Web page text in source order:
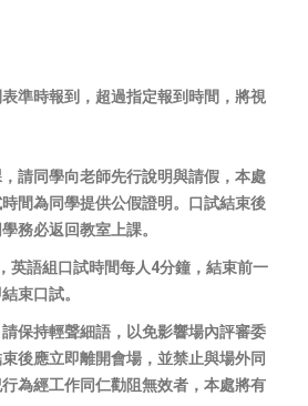
準時報到，超過指定報到時間，將視
請同學向老師先行說明與請假，本處
間為同學提供公假證明。口試結束後
務必返回教室上課。
英語組口試時間每人4分鐘，結束前一
束口試。
保持輕聲細語，以免影響場內評審委
後應立即離開會場，並禁止與場外同
為經工作同仁勸阻無效者，本處將有